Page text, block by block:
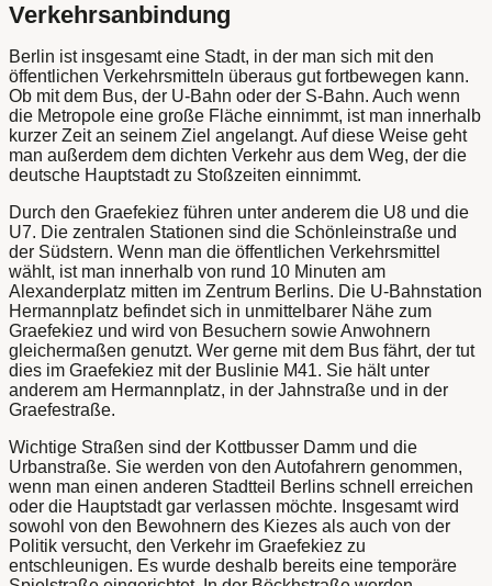
Verkehrsanbindung
Berlin ist insgesamt eine Stadt, in der man sich mit den
öffentlichen Verkehrsmitteln überaus gut fortbewegen kann.
Ob mit dem Bus, der U-Bahn oder der S-Bahn. Auch wenn
die Metropole eine große Fläche einnimmt, ist man innerhalb
kurzer Zeit an seinem Ziel angelangt. Auf diese Weise geht
man außerdem dem dichten Verkehr aus dem Weg, der die
deutsche Hauptstadt zu Stoßzeiten einnimmt.
Durch den Graefekiez führen unter anderem die U8 und die
U7. Die zentralen Stationen sind die Schönleinstraße und
der Südstern. Wenn man die öffentlichen Verkehrsmittel
wählt, ist man innerhalb von rund 10 Minuten am
Alexanderplatz mitten im Zentrum Berlins. Die U-Bahnstation
Hermannplatz befindet sich in unmittelbarer Nähe zum
Graefekiez und wird von Besuchern sowie Anwohnern
gleichermaßen genutzt. Wer gerne mit dem Bus fährt, der tut
dies im Graefekiez mit der Buslinie M41. Sie hält unter
anderem am Hermannplatz, in der Jahnstraße und in der
Graefestraße.
Wichtige Straßen sind der Kottbusser Damm und die
Urbanstraße. Sie werden von den Autofahrern genommen,
wenn man einen anderen Stadtteil Berlins schnell erreichen
oder die Hauptstadt gar verlassen möchte. Insgesamt wird
sowohl von den Bewohnern des Kiezes als auch von der
Politik versucht, den Verkehr im Graefekiez zu
entschleunigen. Es wurde deshalb bereits eine temporäre